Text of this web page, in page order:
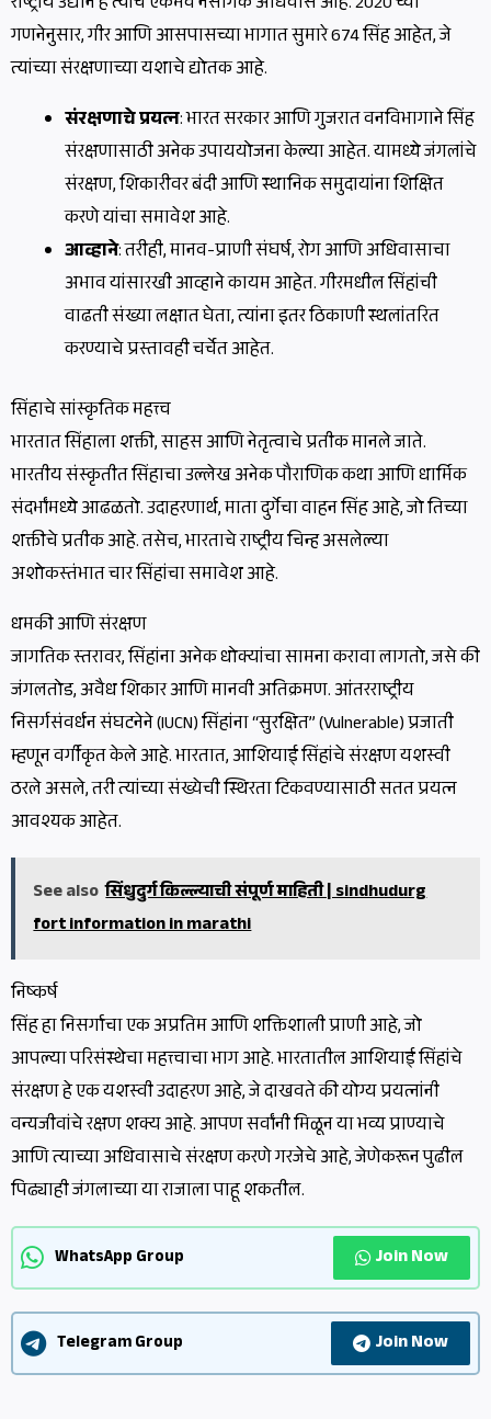
गणनेनुसार, गीर आणि आसपासच्या भागात सुमारे 674 सिंह आहेत, जे
त्यांच्या संरक्षणाच्या यशाचे द्योतक आहे.
संरक्षणाचे प्रयत्न: भारत सरकार आणि गुजरात वनविभागाने सिंह
संरक्षणासाठी अनेक उपाययोजना केल्या आहेत. यामध्ये जंगलांचे
संरक्षण, शिकारीवर बंदी आणि स्थानिक समुदायांना शिक्षित
करणे यांचा समावेश आहे.
आव्हाने: तरीही, मानव-प्राणी संघर्ष, रोग आणि अधिवासाचा
अभाव यांसारखी आव्हाने कायम आहेत. गीरमधील सिंहांची
वाढती संख्या लक्षात घेता, त्यांना इतर ठिकाणी स्थलांतरित
करण्याचे प्रस्तावही चर्चेत आहेत.
सिंहाचे सांस्कृतिक महत्त्व
भारतात सिंहाला शक्ती, साहस आणि नेतृत्वाचे प्रतीक मानले जाते.
भारतीय संस्कृतीत सिंहाचा उल्लेख अनेक पौराणिक कथा आणि धार्मिक
संदर्भांमध्ये आढळतो. उदाहरणार्थ, माता दुर्गेचा वाहन सिंह आहे, जो तिच्या
शक्तीचे प्रतीक आहे. तसेच, भारताचे राष्ट्रीय चिन्ह असलेल्या
अशोकस्तंभात चार सिंहांचा समावेश आहे.
धमकी आणि संरक्षण
जागतिक स्तरावर, सिंहांना अनेक धोक्यांचा सामना करावा लागतो, जसे की
जंगलतोड, अवैध शिकार आणि मानवी अतिक्रमण. आंतरराष्ट्रीय
निसर्गसंवर्धन संघटनेने (IUCN) सिंहांना “सुरक्षित” (Vulnerable) प्रजाती
म्हणून वर्गीकृत केले आहे. भारतात, आशियाई सिंहांचे संरक्षण यशस्वी
ठरले असले, तरी त्यांच्या संख्येची स्थिरता टिकवण्यासाठी सतत प्रयत्न
आवश्यक आहेत.
See also सिंधुदुर्ग किल्ल्याची संपूर्ण माहिती | sindhudurg
fort information in marathi
निष्कर्ष
सिंह हा निसर्गाचा एक अप्रतिम आणि शक्तिशाली प्राणी आहे, जो
आपल्या परिसंस्थेचा महत्त्वाचा भाग आहे. भारतातील आशियाई सिंहांचे
संरक्षण हे एक यशस्वी उदाहरण आहे, जे दाखवते की योग्य प्रयत्नांनी
वन्यजीवांचे रक्षण शक्य आहे. आपण सर्वांनी मिळून या भव्य प्राण्याचे
आणि त्याच्या अधिवासाचे संरक्षण करणे गरजेचे आहे, जेणेकरून पुढील
पिढ्याही जंगलाच्या या राजाला पाहू शकतील.
WhatsApp Group Join Now
Telegram Group Join Now